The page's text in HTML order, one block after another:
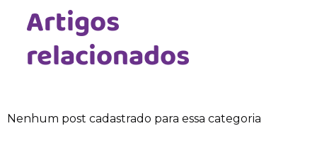
Artigos
relacionados
Nenhum post cadastrado para essa categoria